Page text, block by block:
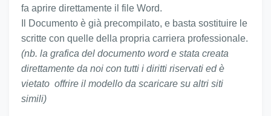
fa aprire direttamente il file Word.
Il Documento è già precompilato, e basta sostituire le
scritte con quelle della propria carriera professionale.
(nb. la grafica del documento word e stata creata
direttamente da noi con tutti i diritti riservati ed è
vietato offrire il modello da scaricare su altri siti
simili)